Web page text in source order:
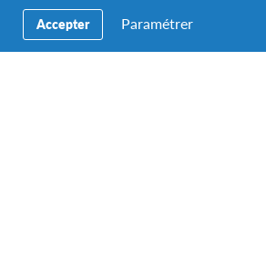
Éducation
Nous contacter
Accepter Paramétrer